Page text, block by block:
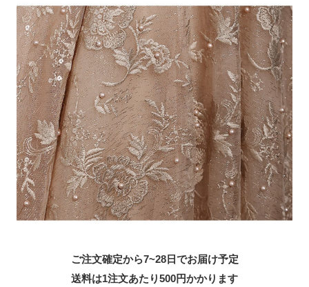
ご注文確定から7~28日でお届け予定
送料は1注文あたり500円かかります